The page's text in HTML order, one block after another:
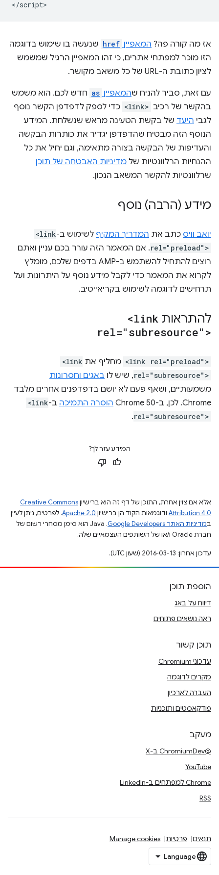
אז מה קורה פה? המאפיין href שנעשה בו שימוש בדוגמה
הזו מוכר למפתחי אתרים, כי זהו המאפיין הרגיל שמשמש
לציון כתובת ה-URL של כל משאב מקושר.
עם זאת, סביר להניח שהמאפיין as חדש לכם. הוא משמש
בהקשר של רכיב <link> כדי לספק לדפדפן הקשר נוסף
לגבי היעד של בקשת הטעינה מראש שנשלחת. המידע
הנוסף הזה מבטיח שהדפדפן יגדיר את כותרות הבקשה
והעדיפות של הבקשה בצורה מתאימה, וגם יחיל את כל
ההנחיות הרלוונטיות של מדיניות האבטחה של תוכן
שרלוונטיות להקשר המשאב הנכון.
מידע (הרבה) נוסף
יואב וויס כתב את המדריך המקיף לשימוש ב-<link
rel="preload">. אם המאמר הזה עורר בכם עניין ואתם
רוצים להתחיל להשתמש ב-AMP בדפים שלכם, מומלץ
לקרוא את המאמר כדי לקבל מידע נוסף על היתרונות ועל
תרחישים לדוגמה לשימוש בקריאייטיב.
להתראות <link
rel="subresource">
<link rel="preload"> מחליף את <link
rel="subresource">, שיש לו באגים וחסרונות
משמעותיים, ושאף פעם לא יושם בדפדפנים אחרים מלבד
Chrome. לכן, ב-Chrome 50
הוסרה התמיכה ב-<link
rel="subresource">
.
המידע עזר לך?
אלא אם צוין אחרת, התוכן של דף זה הוא ברישיוןCreative Commons
Attribution 4.0 ודוגמאות הקוד הן ברישיון Apache 2.0. לפרטים, ניתן לעיין
במדיניות האתר Google Developers‏
.‏ Java הוא סימן מסחרי רשום של
חברת Oracle ו/או של השותפים העצמאיים שלה.
עדכון אחרון: 2016-03-13 (שעון UTC).
הוספת תוכן
דיווח על באג
ראה נושאים פתוחים
תוכן קשור
עדכוני Chromium
מקרים לדוגמה
העברה לארכיון
פודקאסטים ותוכניות
מעקב
@ChromiumDev ב-X
YouTube
Chrome למפתחים ב-LinkedIn
RSS
תנאים פרטיות Manage cookies